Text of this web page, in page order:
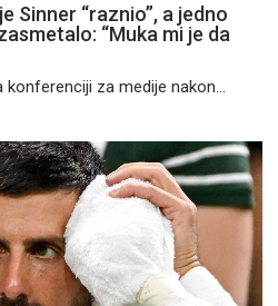
Sinner “raznio”, a jedno
“Muka mi je da
za medije nakon...